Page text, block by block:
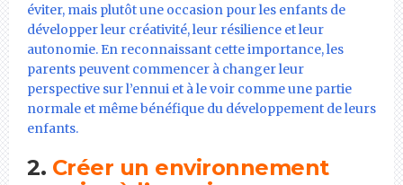
éviter, mais plutôt une occasion pour les enfants de
développer leur créativité, leur résilience et leur
autonomie. En reconnaissant cette importance, les
parents peuvent commencer à changer leur
perspective sur l’ennui et à le voir comme une partie
normale et même bénéfique du développement de leurs
enfants.
2. Créer un environnement